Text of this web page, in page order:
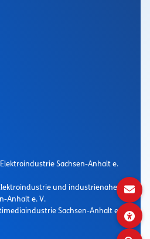
Sachsen-Anhalt e.
und industrienaher
Anhalt e. V.
Sachsen-Anhalt e.